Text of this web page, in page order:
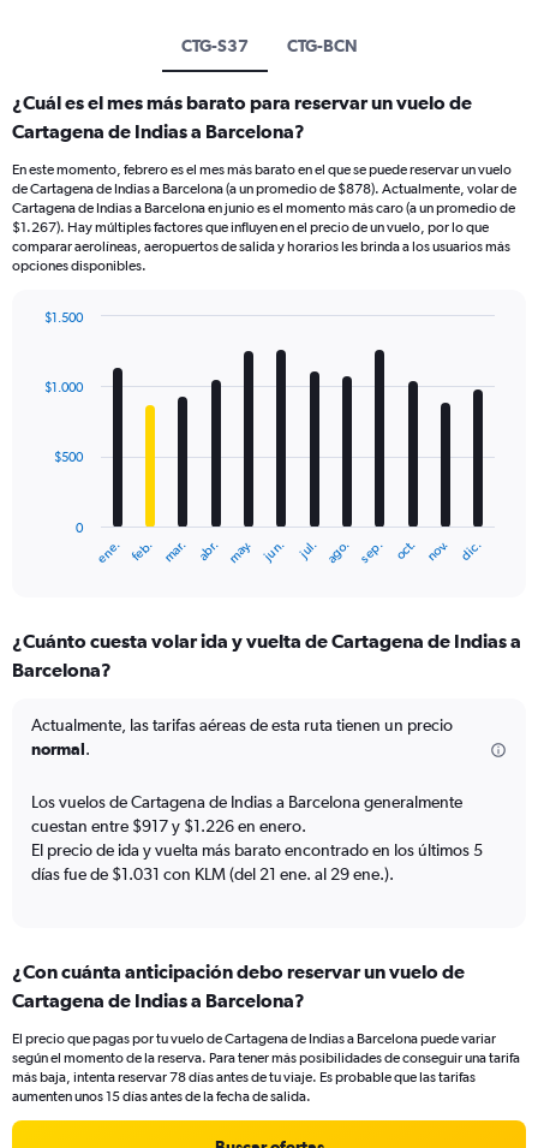
CTG-S37 CTG-BCN
¿Cuál es el mes más barato para reservar un vuelo de
Cartagena de Indias a Barcelona?
En este momento, febrero es el mes más barato en el que se puede reservar un vuelo
de Cartagena de Indias a Barcelona (a un promedio de $878). Actualmente, volar de
Cartagena de Indias a Barcelona en junio es el momento más caro (a un promedio de
$1.267). Hay múltiples factores que influyen en el precio de un vuelo, por lo que
comparar aerolíneas, aeropuertos de salida y horarios les brinda a los usuarios más
opciones disponibles.
with
12
The
Range:
12
The
has
Y
axis
displaying
values.
1500.
ene. feb. mar. abr. may. jun. jul. ago. sep. oct. nov. dic.
0
$500
$1.000
$1.500
¿Cuánto cuesta volar ida y vuelta de Cartagena de Indias a
Barcelona?
Actualmente, las tarifas aéreas de esta ruta tienen un precio
normal.
Los vuelos de Cartagena de Indias a Barcelona generalmente
cuestan entre $917 y $1.226 en enero.
El precio de ida y vuelta más barato encontrado en los últimos 5
días fue de $1.031 con KLM (del 21 ene. al 29 ene.).
¿Con cuánta anticipación debo reservar un vuelo de
Cartagena de Indias a Barcelona?
El precio que pagas por tu vuelo de Cartagena de Indias a Barcelona puede variar
según el momento de la reserva. Para tener más posibilidades de conseguir una tarifa
más baja, intenta reservar 78 días antes de tu viaje. Es probable que las tarifas
aumenten unos 15 días antes de la fecha de salida.